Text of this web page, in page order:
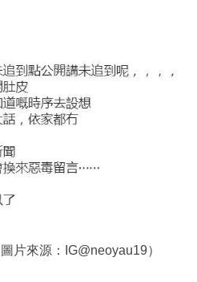
片來源：IG@neoyau19）